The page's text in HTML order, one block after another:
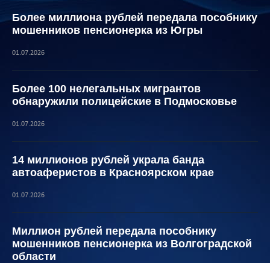
Более миллиона рублей передала пособнику
мошенников пенсионерка из Югры
01.07.2026
Более 100 нелегальных мигрантов
обнаружили полицейские в Подмосковье
01.07.2026
14 миллионов рублей украла банда
автоаферистов в Красноярском крае
01.07.2026
Миллион рублей передала пособнику
мошенников пенсионерка из Волгоградской
области